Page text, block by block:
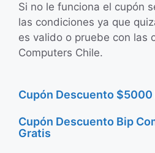
Si no le funciona el cupón
las condiciones ya que
es valido o pruebe con las
Computers Chile.
Cupón Descuento
Cupón Descuento Bip
Gratis